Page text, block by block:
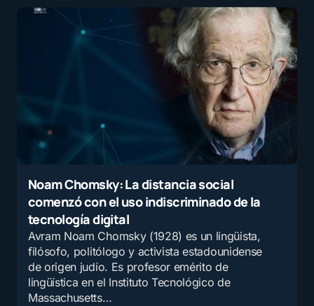
E-mail
Guarda mi nombre y correo electrónico en este
navegador para la próxima vez que comente.
Recibir un correo electrónico con los siguientes
comentarios a esta entrada.
Recibir un correo electrónico con cada nueva
entrada.
Enviar comentario
Noam Chomsky: La distancia social
comenzó con el uso indiscriminado de la
tecnología digital
Avram Noam Chomsky (1928) es un lingüista,
filósofo, politólogo y activista estadounidense
de origen judío. Es profesor emérito de
lingüística en el Instituto Tecnológico de
Massachusetts…